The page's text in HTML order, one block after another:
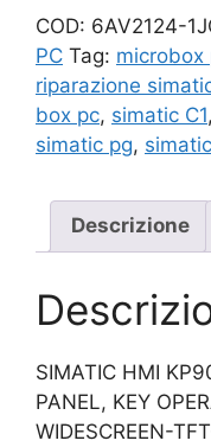
quantità
COD: 6AV2124-
PC Tag: microbox
riparazione
box pc, simatic C1,
simatic pg,
Descrizione
SIMATIC HMI
PANEL, KEY
WIDESCREEN-